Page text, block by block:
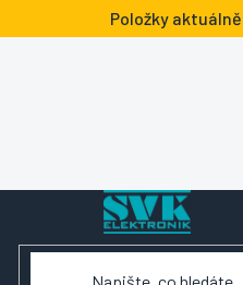
na
Položky